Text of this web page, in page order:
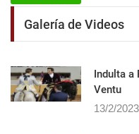
Galería de Videos
Indulta a
Ventu
13/2/2023